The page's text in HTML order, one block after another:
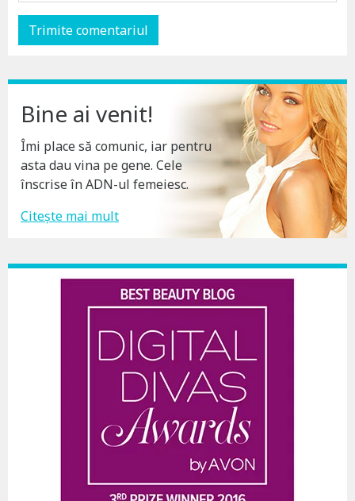
Bine ai venit!
Îmi place să comunic, iar pentru
asta dau vina pe gene. Cele
înscrise în ADN-ul femeiesc.
Citește mai mult